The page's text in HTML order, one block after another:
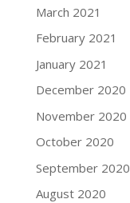
March 2021
February 2021
January 2021
December 2020
November 2020
October 2020
September 2020
August 2020